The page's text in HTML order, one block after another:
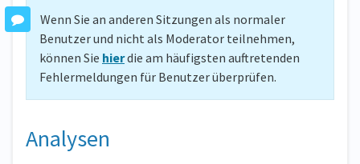
Wenn Sie an anderen Sitzungen als normaler
Benutzer und nicht als Moderator teilnehmen,
können Sie hierdie am häufigsten auftretenden
Fehlermeldungen für Benutzer überprüfen.
Analysen